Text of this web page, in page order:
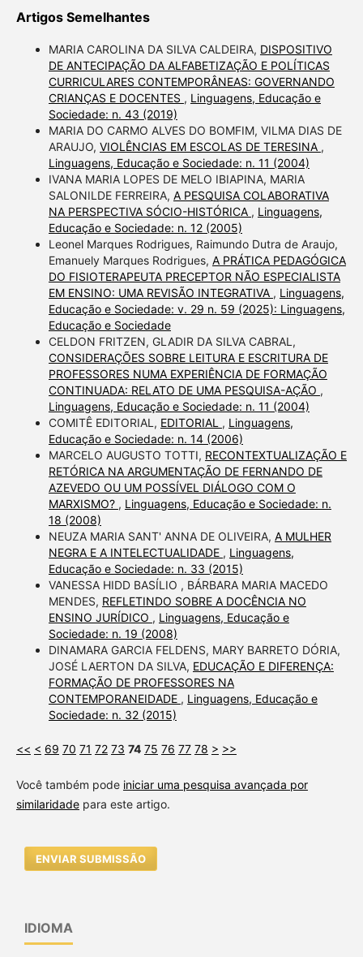
Artigos Semelhantes
MARIA CAROLINA DA SILVA CALDEIRA, DISPOSITIVO
DE ANTECIPAÇÃO DA ALFABETIZAÇÃO E POLÍTICAS
CURRICULARES CONTEMPORÂNEAS: GOVERNANDO
CRIANÇAS E DOCENTES , Linguagens, Educação e
Sociedade: n. 43 (2019)
MARIA DO CARMO ALVES DO BOMFIM, VILMA DIAS DE
ARAUJO, VIOLÊNCIAS EM ESCOLAS DE TERESINA ,
Linguagens, Educação e Sociedade: n. 11 (2004)
IVANA MARIA LOPES DE MELO IBIAPINA, MARIA
SALONILDE FERREIRA, A PESQUISA COLABORATIVA
NA PERSPECTIVA SÓCIO-HISTÓRICA , Linguagens,
Educação e Sociedade: n. 12 (2005)
Leonel Marques Rodrigues, Raimundo Dutra de Araujo,
Emanuely Marques Rodrigues, A PRÁTICA PEDAGÓGICA
DO FISIOTERAPEUTA PRECEPTOR NÃO ESPECIALISTA
EM ENSINO: UMA REVISÃO INTEGRATIVA , Linguagens,
Educação e Sociedade: v. 29 n. 59 (2025): Linguagens,
Educação e Sociedade
CELDON FRITZEN, GLADIR DA SILVA CABRAL,
CONSIDERAÇÕES SOBRE LEITURA E ESCRITURA DE
PROFESSORES NUMA EXPERIÊNCIA DE FORMAÇÃO
CONTINUADA: RELATO DE UMA PESQUISA-AÇÃO ,
Linguagens, Educação e Sociedade: n. 11 (2004)
COMITÊ EDITORIAL, EDITORIAL , Linguagens,
Educação e Sociedade: n. 14 (2006)
MARCELO AUGUSTO TOTTI, RECONTEXTUALIZAÇÃO E
RETÓRICA NA ARGUMENTAÇÃO DE FERNANDO DE
AZEVEDO OU UM POSSÍVEL DIÁLOGO COM O
MARXISMO? , Linguagens, Educação e Sociedade: n.
18 (2008)
NEUZA MARIA SANT' ANNA DE OLIVEIRA, A MULHER
NEGRA E A INTELECTUALIDADE , Linguagens,
Educação e Sociedade: n. 33 (2015)
VANESSA HIDD BASÍLIO , BÁRBARA MARIA MACEDO
MENDES, REFLETINDO SOBRE A DOCÊNCIA NO
ENSINO JURÍDICO , Linguagens, Educação e
Sociedade: n. 19 (2008)
DINAMARA GARCIA FELDENS, MARY BARRETO DÓRIA,
JOSÉ LAERTON DA SILVA, EDUCAÇÃO E DIFERENÇA:
FORMAÇÃO DE PROFESSORES NA
CONTEMPORANEIDADE , Linguagens, Educação e
Sociedade: n. 32 (2015)
<< < 69 70 71 72 73 74 75 76 77 78 > >>
Você também pode iniciar uma pesquisa avançada por
similaridadepara este artigo.
ENVIAR SUBMISSÃO
IDIOMA